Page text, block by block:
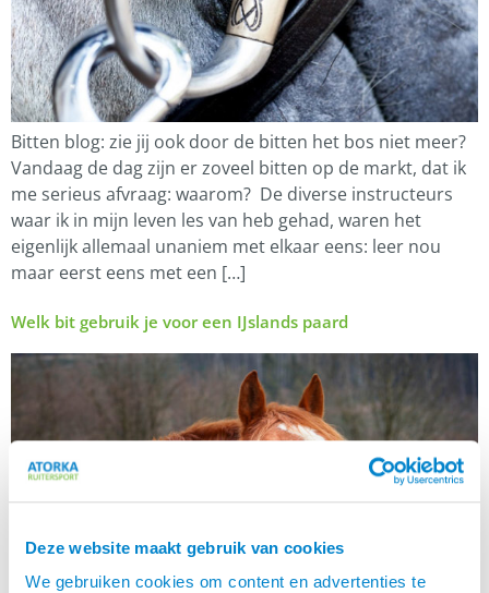
Deze website maakt gebruik van cookies
We gebruiken cookies om content en advertenties te
Bitten blog: zie jij ook door de bitten het bos niet meer?
Vandaag de dag zijn er zoveel bitten op de markt, dat ik
me serieus afvraag: waarom? De diverse instructeurs
waar ik in mijn leven les van heb gehad, waren het
eigenlijk allemaal unaniem met elkaar eens: leer nou
maar eerst eens met een […]
Welk bit gebruik je voor een IJslands paard